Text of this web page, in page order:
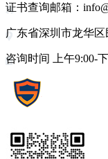
证书查询邮箱：
广东省深圳市龙华区
咨询时间 上午9:00-